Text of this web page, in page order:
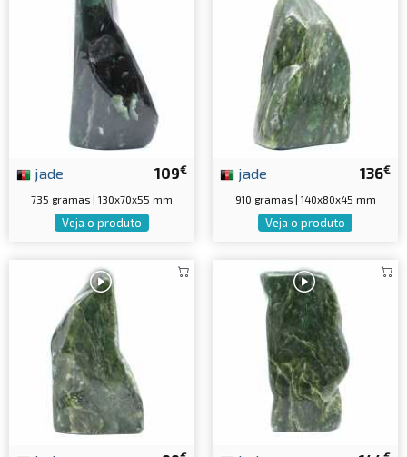
109€
jade
735 gramas | 130x70x55 mm
Veja o produto
136€
jade
910 gramas | 140x80x45 mm
Veja o produto